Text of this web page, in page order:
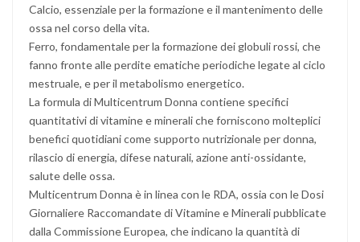
Calcio, essenziale per la formazione e il mantenimento delle
ossa nel corso della vita.
Ferro, fondamentale per la formazione dei globuli rossi, che
fanno fronte alle perdite ematiche periodiche legate al ciclo
mestruale, e per il metabolismo energetico.
La formula di Multicentrum Donna contiene specifici
quantitativi di vitamine e minerali che forniscono molteplici
benefici quotidiani come supporto nutrizionale per donna,
rilascio di energia, difese naturali, azione anti-ossidante,
salute delle ossa.
Multicentrum Donna è in linea con le RDA, ossia con le Dosi
Giornaliere Raccomandate di Vitamine e Minerali pubblicate
dalla Commissione Europea, che indicano la quantità di